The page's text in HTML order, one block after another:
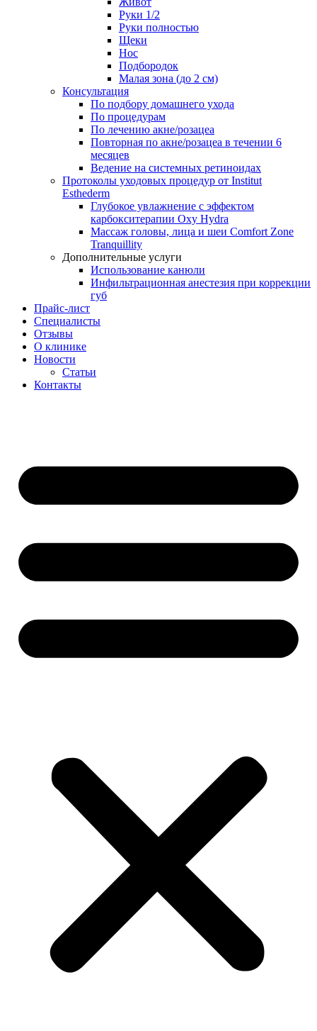
Руки 1/2
Руки полностью
Щеки
Нос
Подбородок
Малая зона (до 2 см)
Консультация
По подбору домашнего ухода
По процедурам
По лечению акне/розацеа
Повторная по акне/розацеа в течении 6
месяцев
Ведение на системных ретиноидах
Протоколы уходовых процедур от Institut
Esthederm
Глубокое увлажнение с эффектом
карбокситерапии Oxy Hydra
Массаж головы, лица и шеи Comfort Zone
Tranquillity
Дополнительные услуги
Использование канюли
Инфильтрационная анестезия при коррекции
губ
Прайс-лист
Специалисты
Отзывы
О клинике
Новости
Статьи
Контакты